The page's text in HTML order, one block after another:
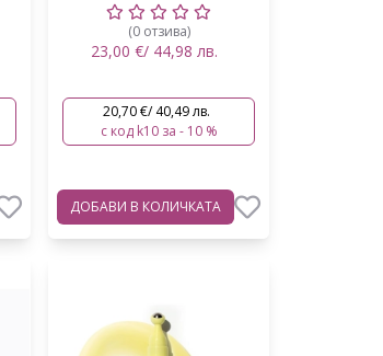
(0 отзива)
23,00 €/ 44,98 лв.
20,70 €/ 40,49 лв.
с код k10 за - 10 %
ДОБАВИ В КОЛИЧКАТА